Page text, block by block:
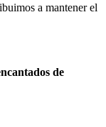
a mantener el
de